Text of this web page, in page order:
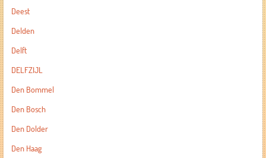
Deest
Delden
Delft
DELFZIJL
Den Bommel
Den Bosch
Den Dolder
Den Haag